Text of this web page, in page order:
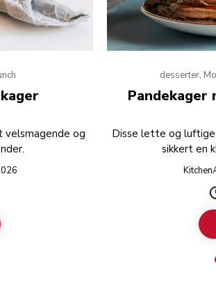
velsmagende og
desserter,
Disse lette og
sikkert en